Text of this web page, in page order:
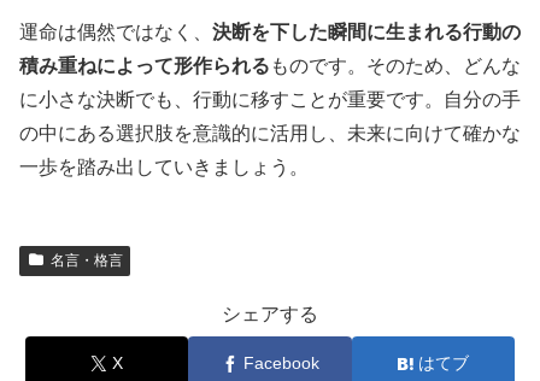
運命は偶然ではなく、 決断を下した瞬間に生まれる行動の
積み重ねによって形作られる ものです。そのため、どんな
に小さな決断でも、行動に移すことが重要です。自分の手
の中にある選択肢を意識的に活用し、未来に向けて確かな
一歩を踏み出していきましょう。
名言・格言
シェアする
X Facebook はてブ